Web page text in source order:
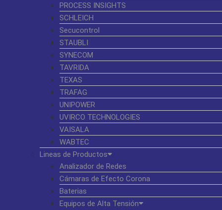
PROCESS INSIGHTS
SCHLEICH
Secucontrol
STAUBLI
SYNECOM
TAVRIDA
TEXAS
TRAFAG
UNIPOWER
UVIRCO TECHNOLOGIES
VAISALA
WABTEC
Lineas de Productos
Analizador de Redes
Cámaras de Efecto Corona
Baterias
Equipos de Alta Tensión